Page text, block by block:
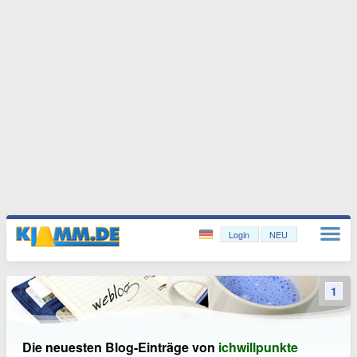
Login NEU
Die neuesten Blog-Einträge von ichwillpunkte
1